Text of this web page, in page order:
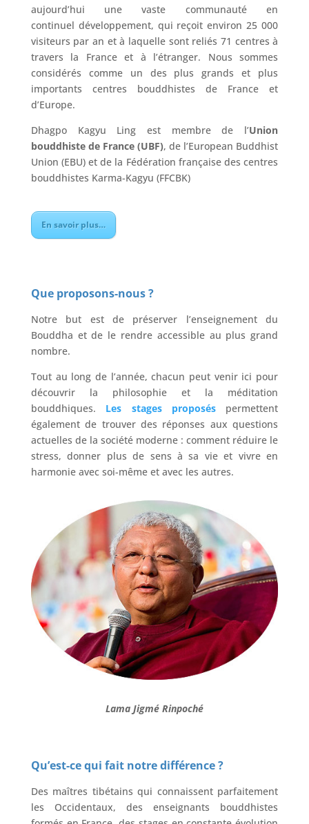
aujourd’hui une vaste communauté en
continuel développement, qui reçoit environ 25 000
visiteurs par an et à laquelle sont reliés 71 centres à
travers la France et à l’étranger. Nous sommes
considérés comme un des plus grands et plus
importants centres bouddhistes de France et
d’Europe.
Dhagpo Kagyu Ling est membre de l’Union
bouddhiste de France (UBF), de l’European Buddhist
Union (EBU) et de la Fédération française des centres
bouddhistes Karma-Kagyu (FFCBK)
En savoir plus…
Que proposons-nous ?
Notre but est de préserver l’enseignement du
Bouddha et de le rendre accessible au plus grand
nombre.
Tout au long de l’année, chacun peut venir ici pour
découvrir la philosophie et la méditation
bouddhiques. Les stages proposés
permettent
également de trouver des réponses aux questions
actuelles de la société moderne : comment réduire le
stress, donner plus de sens à sa vie et vivre en
harmonie avec soi-même et avec les autres.
Lama Jigmé Rinpoché
Qu’est-ce qui fait notre différence ?
Des maîtres tibétains qui connaissent parfaitement
les Occidentaux, des enseignants bouddhistes